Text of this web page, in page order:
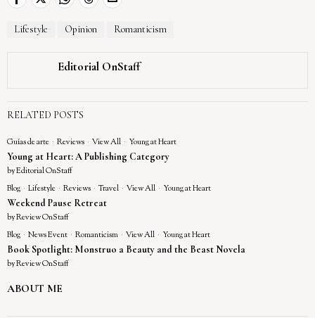
Lifestyle Opinion Romanticism
Editorial OnStaff
RELATED POSTS
Guías de arte · Reviews · View All · Young at Heart
Young at Heart: A Publishing Category
byEditorial OnStaff
Blog · Lifestyle · Reviews · Travel · View All · Young at Heart
Weekend Pause Retreat
byReview OnStaff
Blog · News Event · Romanticism · View All · Young at Heart
Book Spotlight: Monstruo a Beauty and the Beast Novela
byReview OnStaff
ABOUT ME